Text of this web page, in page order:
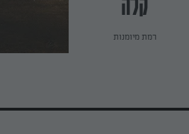
קלה
רמת מיומנות